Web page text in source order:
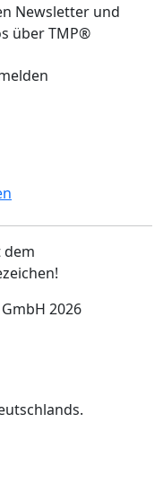
Newsletter und
über TMP®
dem
2026